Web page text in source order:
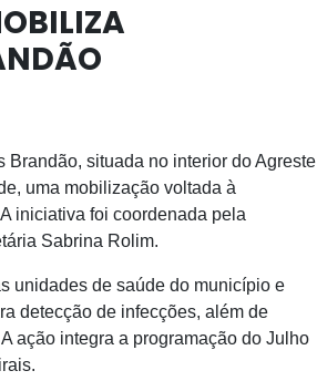
situada no interior do Agreste
uma mobilização voltada à
iniciativa foi coordenada pela
Sabrina Rolim.
unidades de saúde do município e
detecção de infecções, além de
ação integra a programação do Julho